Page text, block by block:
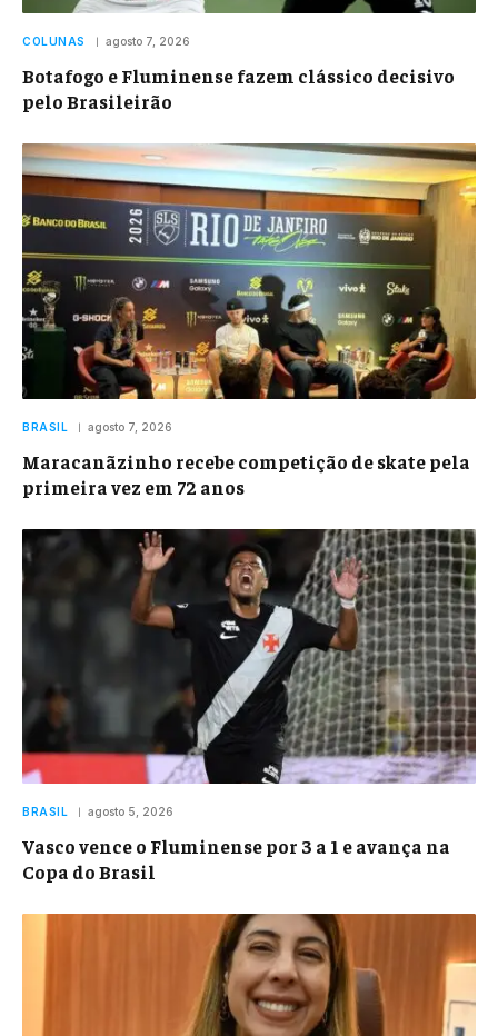
COLUNAS agosto 7, 2026
Botafogo e Fluminense fazem clássico decisivo
pelo Brasileirão
BRASIL agosto 7, 2026
Maracanãzinho recebe competição de skate pela
primeira vez em 72 anos
BRASIL agosto 5, 2026
Vasco vence o Fluminense por 3 a 1 e avança na
Copa do Brasil